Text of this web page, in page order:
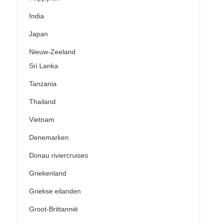
India
Japan
Nieuw-Zeeland
Sri Lanka
Tanzania
Thailand
Vietnam
Denemarken
Donau riviercruises
Griekenland
Griekse eilanden
Groot-Brittannië